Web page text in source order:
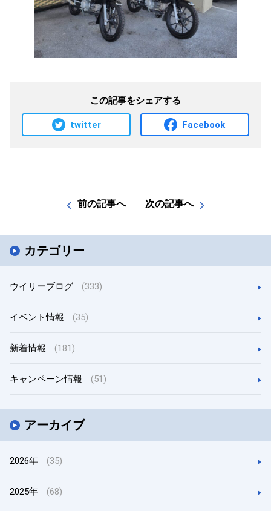
カテゴリー
ウイリーブログ (333)
イベント情報 (35)
新着情報 (181)
キャンペーン情報 (51)
アーカイブ
2026年 (35)
2025年 (68)
この記事をシェアする
twitter Facebook
前の記事へ 次の記事へ